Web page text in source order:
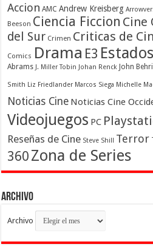
Accion AMC Andrew Kreisberg
Beeson Ciencia Ficcion Cine
del Sur Crimen Criticas de
Comics Drama E3
Abrams J. Miller Tobin Johan Renck John
Smith Liz Friedlander Marcos Siega Michelle
Noticias Cine Noticias Cine
Videojuegos PC
Reseñas de Cine Steve Shill Terror
360 Zona de Series
Archivo
Archivo